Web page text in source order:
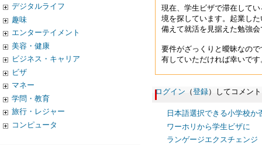
デジタルライフ
趣味
エンターテイメント
美容・健康
ビジネス・キャリア
ビザ
マネー
学問・教育
旅行・レジャー
コンピュータ
現在、学生ビザで滞在して
境を探しています。起業し
備えて就活を見据えた勉強
要件がざっくりと曖昧なの
有していただければ幸いです
ログイン （登録）してコメン
日本語選択できる小学校か
ワーホリから学生ビザに
ランゲージエクスチェンジ